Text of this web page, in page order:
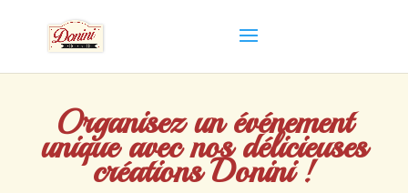
Organisez un événement
unique avec nos délicieuses
créations Donini !